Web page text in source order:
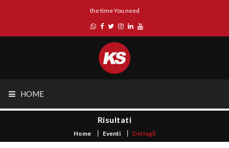
the time You need
HOME
Risultati
Home Eventi Dettagli